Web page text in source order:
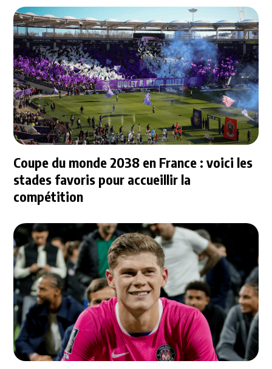
Coupe du monde 2038 en France : voici les
stades favoris pour accueillir la
compétition